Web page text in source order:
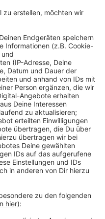
05:47
die DJK Rödder
SG Coesfeld
Rorup schlägt den
sich in der Tabelle
ist zumindest bis
Münster.
gegen den SV